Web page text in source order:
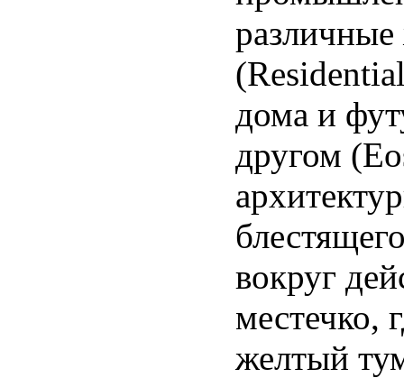
дома и
другом
вокруг
местечко,
желтый